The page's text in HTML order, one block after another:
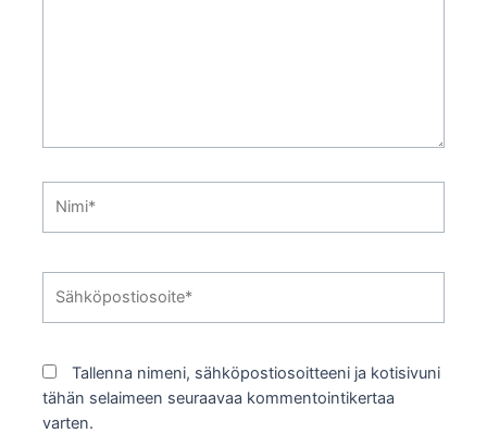
Tallenna nimeni, sähköpostiosoitteeni ja kotisivuni
tähän selaimeen seuraavaa kommentointikertaa
varten.